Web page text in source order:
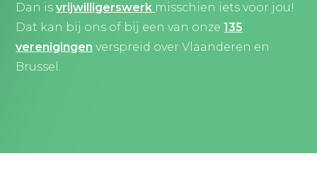
Dan isvrijwilligerswerk misschien iets voor jou!
Dat kan bij ons of bij een van onze135
verenigingen verspreid over Vlaanderen en
Brussel.